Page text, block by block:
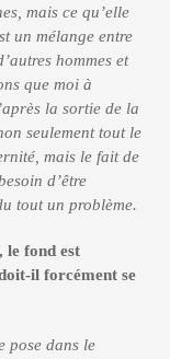
mais ce qu’elle
un mélange entre
hommes et
que moi à
la sortie de la
seulement tout le
mais le fait de
d’être
tout un problème.
le fond est
il forcément se
pose dans le